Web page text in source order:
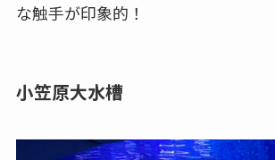
な触手が印象的！
小笠原大水槽